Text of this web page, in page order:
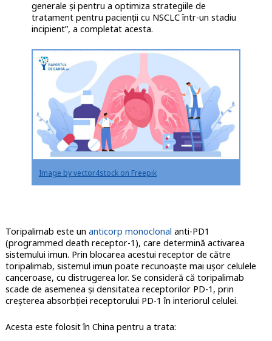
generale și pentru a optimiza strategiile de
tratament pentru pacienții cu NSCLC într-un stadiu
incipient”, a completat acesta.
Image by vector4stock on Freepik
Toripalimab este un anticorp monoclonal anti-PD1
(programmed death receptor-1), care determină activarea
sistemului imun. Prin blocarea acestui receptor de către
toripalimab, sistemul imun poate recunoaște mai ușor celulele
canceroase, cu distrugerea lor. Se consideră că toripalimab
scade de asemenea și densitatea receptorilor PD-1, prin
creșterea absorbției receptorului PD-1 în interiorul celulei.
Acesta este folosit în China pentru a trata: